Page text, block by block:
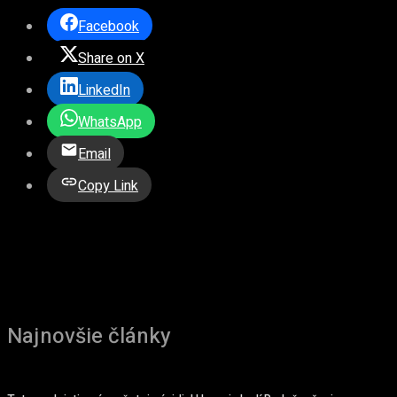
Facebook
Share on X
LinkedIn
WhatsApp
Email
Copy Link
Najnovšie články